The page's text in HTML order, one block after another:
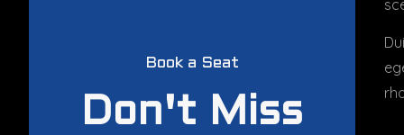
Book a Seat
Don't Miss